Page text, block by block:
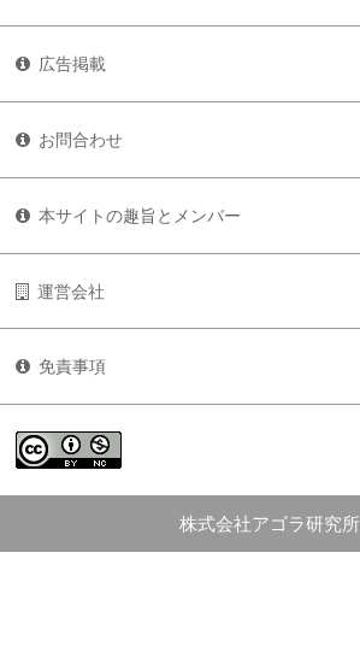
広告掲載
お問合わせ
本サイトの趣旨とメンバー
運営会社
免責事項
株式会社アゴラ研究所